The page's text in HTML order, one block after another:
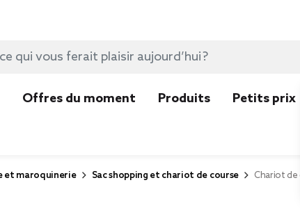
Offres du moment Produits Petits prix
et maroquinerie Sac shopping et chariot de course Chariot de